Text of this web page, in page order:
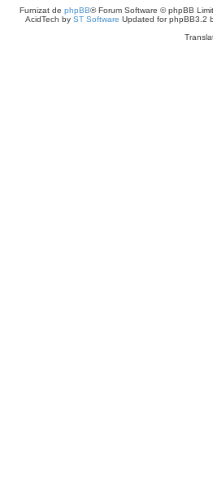
Furnizat de phpBB® Forum Software © phpBB
AcidTech by ST Software Updated for phpBB3.2